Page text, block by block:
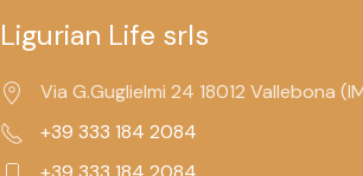
Ligurian Life srls
Via G.Guglielmi 24 18012 Vallebona
+39 333 184 2084